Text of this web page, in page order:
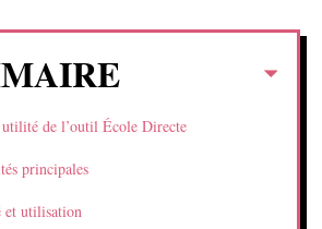
utilité de l’outil École Directe
principales
et utilisation